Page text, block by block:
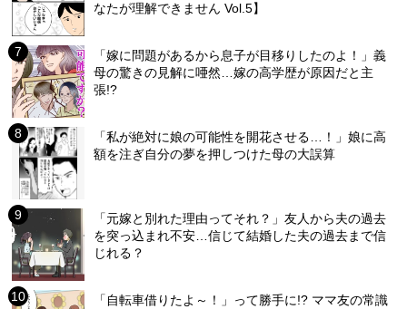
なたが理解できません Vol.5】
「嫁に問題があるから息子が目移りしたのよ！」義
母の驚きの見解に唖然…嫁の高学歴が原因だと主
張!?
「私が絶対に娘の可能性を開花させる…！」娘に高
額を注ぎ自分の夢を押しつけた母の大誤算
「元嫁と別れた理由ってそれ？」友人から夫の過去
を突っ込まれ不安…信じて結婚した夫の過去まで信
じれる？
「自転車借りたよ～！」って勝手に!? ママ友の常識